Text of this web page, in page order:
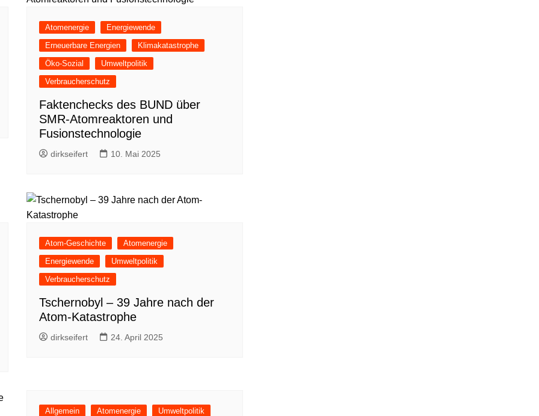
Atomenergie
Energiewende
Erneuerbare Energien
Klimakatastrophe
Öko-Sozial
Umweltpolitik
Verbraucherschutz
Faktenchecks des BUND über
SMR-Atomreaktoren und
Fusionstechnologie
dirkseifert 10. Mai 2025
Atom-Geschichte
Atomenergie
Energiewende
Umweltpolitik
Verbraucherschutz
Tschernobyl – 39 Jahre nach der
Atom-Katastrophe
dirkseifert 24. April 2025
Allgemein Atomenergie
Umweltpolitik